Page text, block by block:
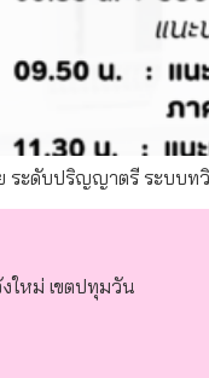
ะดับปริญญาตรี ระบบท
ใหม่ เขตปทุมวัน